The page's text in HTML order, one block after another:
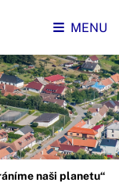
MENU
naši planetu“